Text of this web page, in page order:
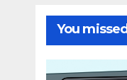
You missed